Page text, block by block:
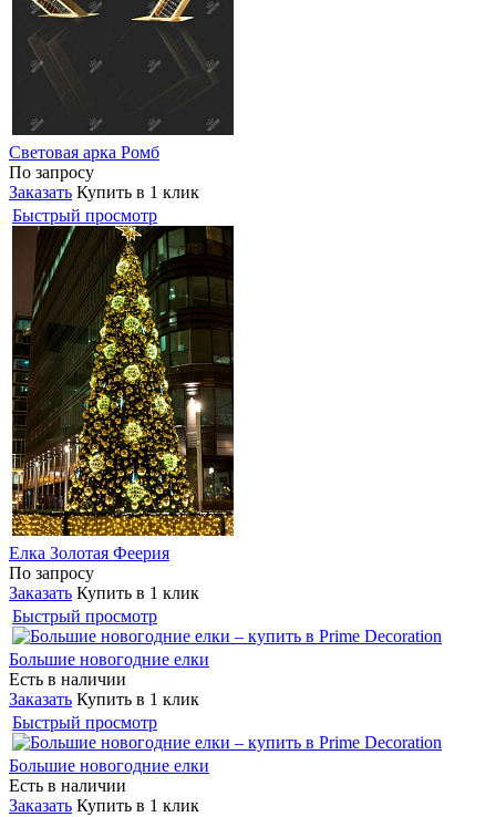
Световая арка Ромб
По запросу
Заказать Купить в 1 клик
Быстрый просмотр
Елка Золотая Феерия
По запросу
Заказать Купить в 1 клик
Быстрый просмотр
Большие новогодние елки
Есть в наличии
Заказать Купить в 1 клик
Быстрый просмотр
Большие новогодние елки
Есть в наличии
Заказать Купить в 1 клик